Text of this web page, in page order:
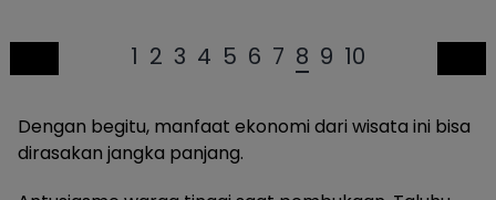
1 2 3 4 5 6 7 8 9 10
Dengan begitu, manfaat ekonomi dari wisata ini bisa
dirasakan jangka panjang.